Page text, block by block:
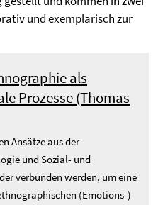
und exemplarisch zur
als
Prozesse (Thomas
Ansätze aus der
und Sozial- und
verbunden werden, um eine
(Emotions-)